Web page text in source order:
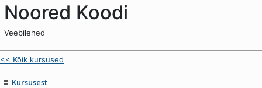
Noored Koodi
Veebilehed
<< Kõik kursused
Kursusest